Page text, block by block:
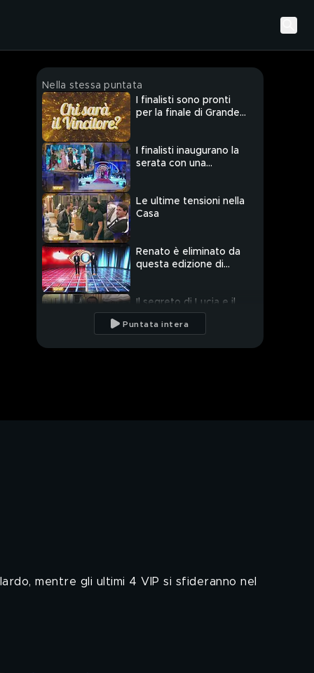
Nella stessa puntata
I finalisti sono pronti
per la finale di Grande
I finalisti inaugurano la
serata con una
Le ultime tensioni nella
Casa
Renato è eliminato da
questa edizione di
Il segreto di Lucia e il
bigliettino nascosto
Monolocale
Puntata intera
mentre gli ultimi 4 VIP si sfideranno nel